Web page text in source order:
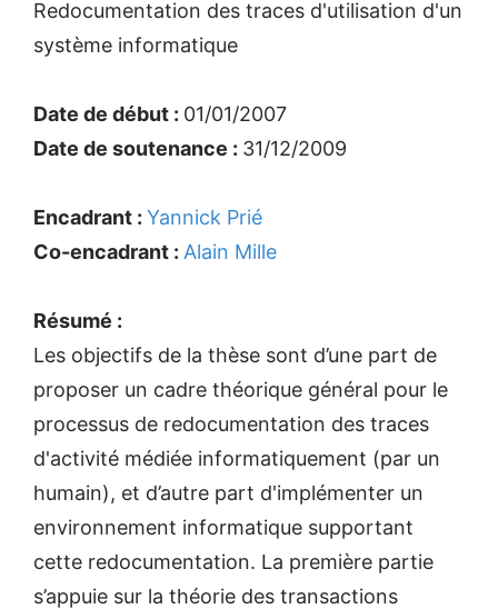
Redocumentation des traces d'utilisation d'un
système informatique
Date de début : 01/01/2007
Date de soutenance : 31/12/2009
Encadrant : Yannick Prié
Co-encadrant : Alain Mille
Résumé :
Les objectifs de la thèse sont d’une part de
proposer un cadre théorique général pour le
processus de redocumentation des traces
d'activité médiée informatiquement (par un
humain), et d’autre part d'implémenter un
environnement informatique supportant
cette redocumentation. La première partie
s’appuie sur la théorie des transactions